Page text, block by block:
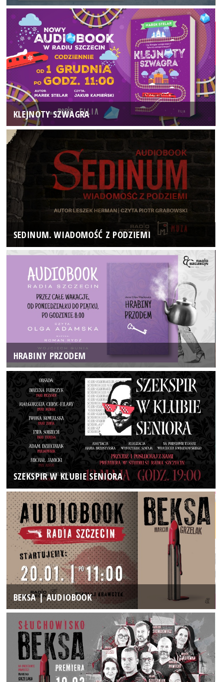
KLEJNOTY SZWAGRA
SEDINUM. WIADOMOŚĆ Z PODZIEMI
HRABINY PRZODEM
SZEKSPIR W KLUBIE SENIORA
BEKSA | AUDIOBOOK